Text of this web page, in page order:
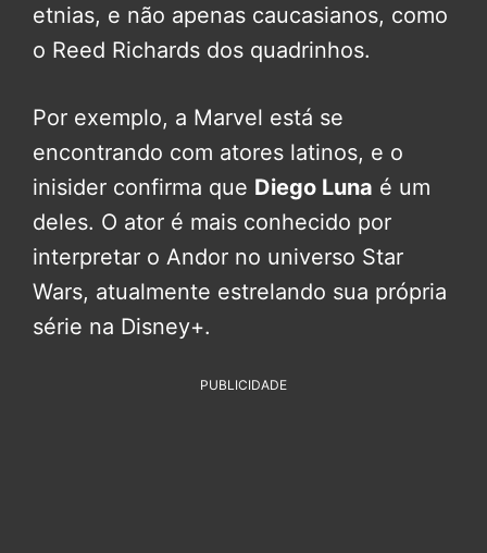
etnias, e não apenas caucasianos, como
o Reed Richards dos quadrinhos.
Por exemplo, a Marvel está se
encontrando com atores latinos, e o
inisider confirma que Diego Luna é um
deles. O ator é mais conhecido por
interpretar o Andor no universo Star
Wars, atualmente estrelando sua própria
série na Disney+.
PUBLICIDADE